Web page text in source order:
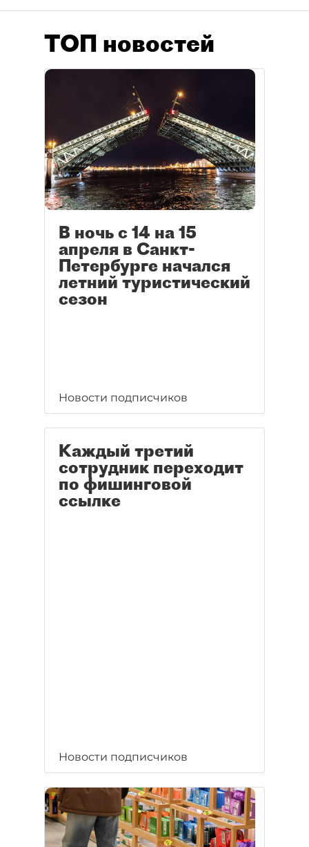
ТОП новостей
В ночь с 14 на 15
апреля в Санкт-
Петербурге начался
летний туристический
сезон
Новости подписчиков
Каждый третий
сотрудник переходит
по фишинговой
ссылке
Новости подписчиков